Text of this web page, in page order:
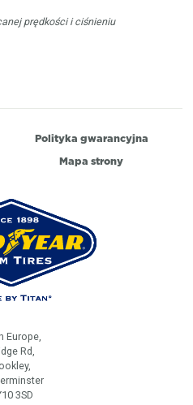
prędkości i ciśnieniu
Polityka gwarancyjna
Mapa strony
Europe,
Rd,
3SD